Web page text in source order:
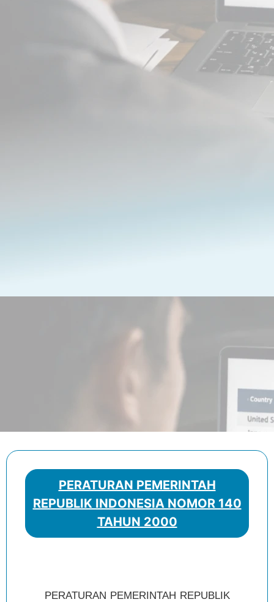
PERATURAN PEMERINTAH
REPUBLIK INDONESIA NOMOR 140
TAHUN 2000
PERATURAN PEMERINTAH REPUBLIK